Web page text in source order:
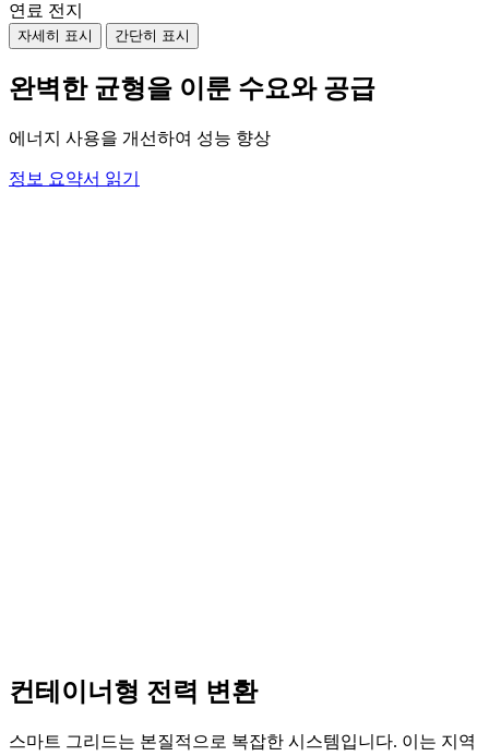
연료 전지
자세히 표시 간단히 표시
완벽한 균형을 이룬 수요와 공급
에너지 사용을 개선하여 성능 향상
정보 요약서 읽기
컨테이너형 전력 변환
스마트 그리드는 본질적으로 복잡한 시스템입니다. 이는 지역